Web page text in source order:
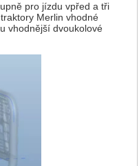
pro jízdu vpřed a tři
Merlin vhodné
vhodnější dvoukolové